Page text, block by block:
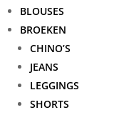
BLOUSES
BROEKEN
CHINO’S
JEANS
LEGGINGS
SHORTS